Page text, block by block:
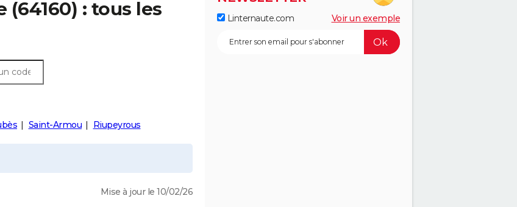
(64160) : tous les
Saint-Armou Riupeyrous
Mise à jour le 10/02/26
Linternaute.com Voir un exemple